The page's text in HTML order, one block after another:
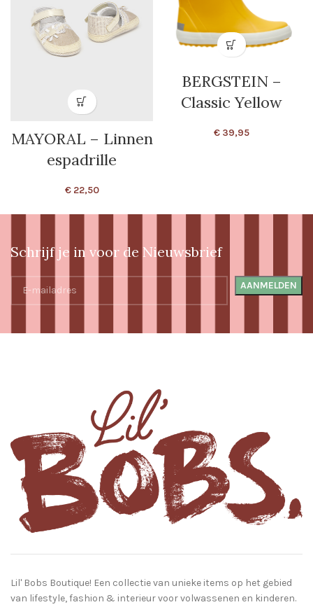
MAYORAL – Linnen
espadrille
€22,50
BERGSTEIN –
Classic Yellow
€39,95
Schrijf je in voor de Nieuwsbrief
Lil' Bobs Boutique! Een collectie van unieke items op het gebied
van lifestyle, fashion & interieur voor volwassenen en kinderen.